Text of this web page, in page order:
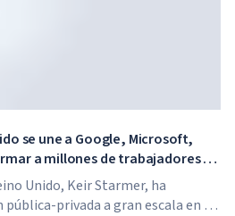
se une a Google, Microsoft,
a millones de trabajadores en
Unido, Keir Starmer, ha
privada a gran escala en el